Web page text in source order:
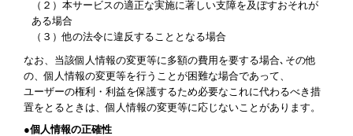
（２）本サービスの適正な実施に著しい支障を及ぼすおそれが
ある場合
（３）他の法令に違反することとなる場合
なお、当該個人情報の変更等に多額の費用を要する場合､その他
の、個人情報の変更等を行うことが困難な場合であって、
ユーザーの権利・利益を保護するため必要なこれに代わるべき措
置をとるときは、個人情報の変更等に応じないことがあります。
●個人情報の正確性